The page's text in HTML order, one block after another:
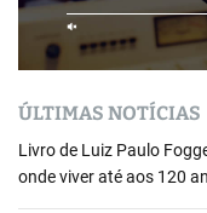
ÚLTIMAS NOTÍCIAS
Livro de Luiz Paulo
onde viver até aos 120